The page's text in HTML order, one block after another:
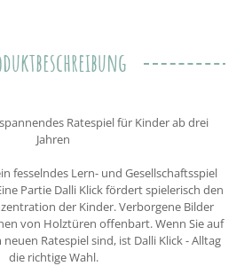
Ratespiel für Kinder ab drei
Jahren
fesselndes Lern- und Gesellschaftsspiel
Partie Dalli Klick fördert spielerisch den
der Kinder. Verborgene Bilder
von Holztüren offenbart. Wenn Sie auf
Ratespiel sind, ist Dalli Klick - Alltag
die richtige Wahl.